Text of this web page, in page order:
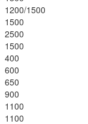
1200/1500
1500
2500
1500
400
600
650
900
1100
1100